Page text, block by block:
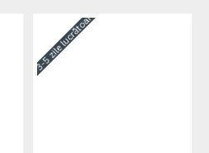
3-5 zile lucrătoare